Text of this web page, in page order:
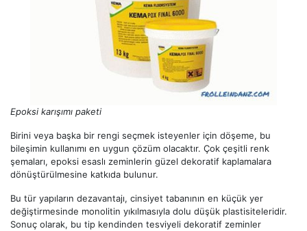
Epoksi karışımı paketi
Birini veya başka bir rengi seçmek isteyenler için döşeme, bu
bileşimin kullanımı en uygun çözüm olacaktır. Çok çeşitli renk
şemaları, epoksi esaslı zeminlerin güzel dekoratif kaplamalara
dönüştürülmesine katkıda bulunur.
Bu tür yapıların dezavantajı, cinsiyet tabanının en küçük yer
değiştirmesinde monolitin yıkılmasıyla dolu düşük plastisiteleridir.
Sonuç olarak, bu tip kendinden tesviyeli dekoratif zeminler